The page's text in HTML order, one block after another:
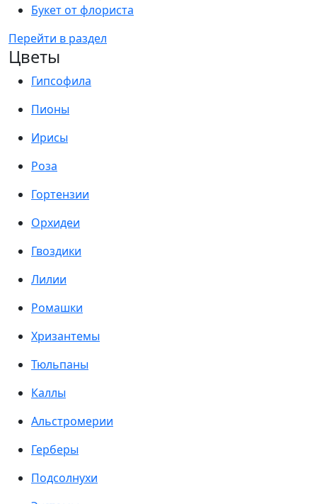
Букет от флориста
Перейти в раздел
Цветы
Гипсофила
Пионы
Ирисы
Роза
Гортензии
Орхидеи
Гвоздики
Лилии
Ромашки
Хризантемы
Тюльпаны
Каллы
Альстромерии
Герберы
Подсолнухи